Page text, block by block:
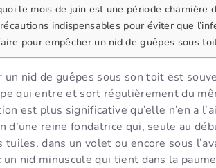
le mois de juin est une période
indispensables pour éviter que
pour empêcher un nid de guêpes sous
un nid de guêpes sous son toit est
qui entre et sort régulièrement du
est plus significative qu’elle n’en a
d’une reine fondatrice qui, seule au
tuiles, dans un volet ou encore sous
un nid minuscule qui tient dans la